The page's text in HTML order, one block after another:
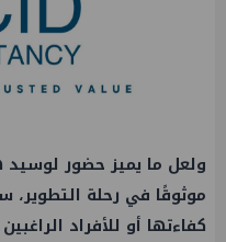
ولعل ما يميز حضور
موثوقًا في رحلة
كفاءتها أو للأفراد